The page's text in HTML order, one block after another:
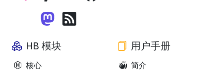
HB 模块
核心
用户手册
简介